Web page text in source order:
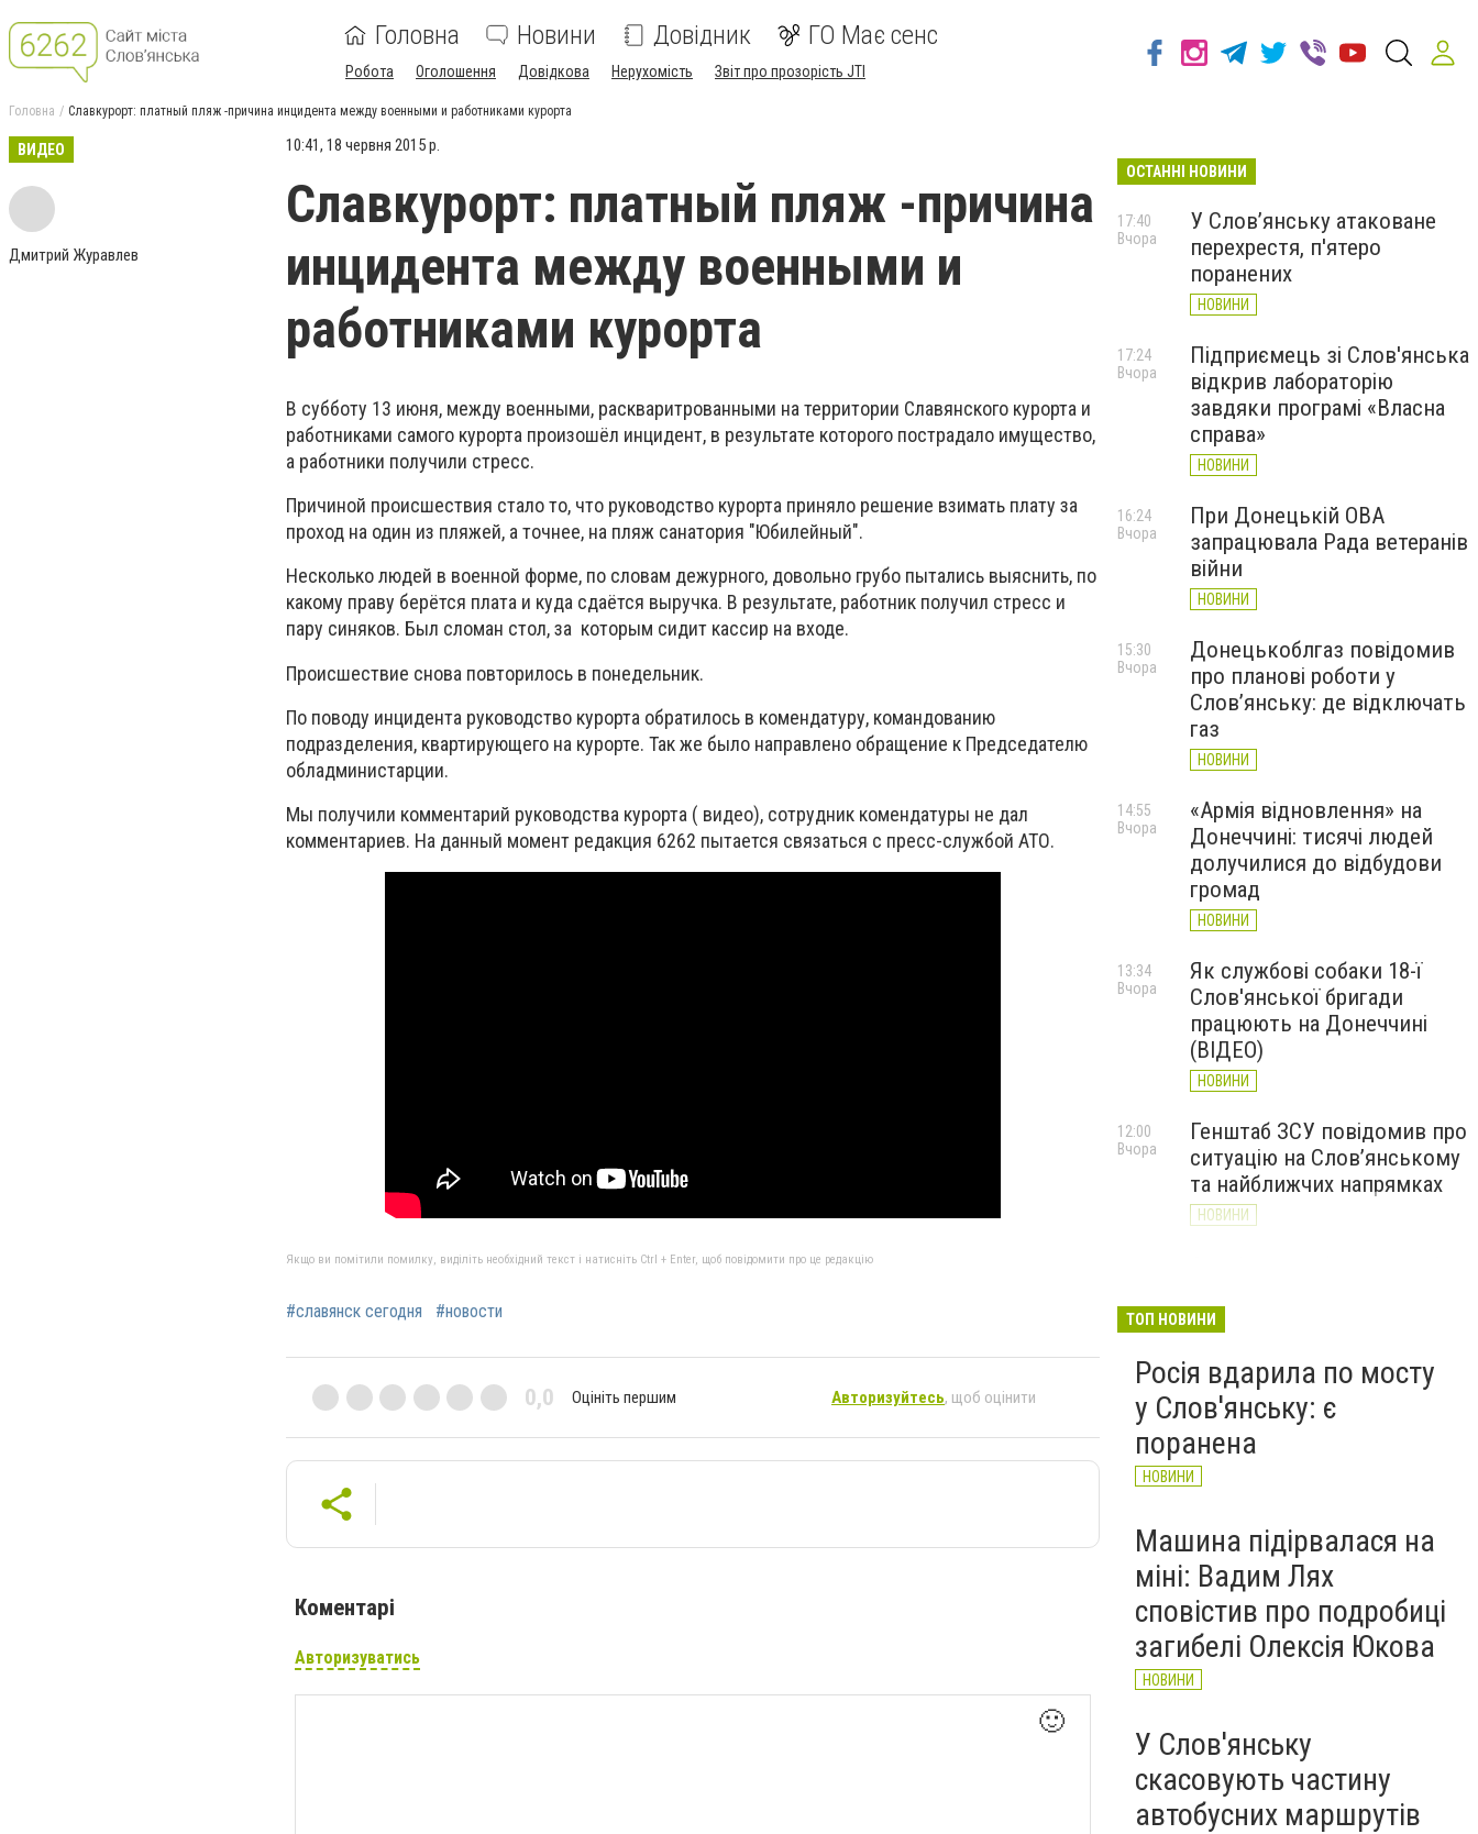
Головна Новини Довідник ГО Має сенс
Робота Оголошення Довідкова Нерухомість Звіт про прозорість JTI
Головна Славкурорт: платный пляж -причина инцидента между военными и работниками курорта
ВИДЕО
Дмитрий Журавлев
10:41, 18 червня 2015 р.
Славкурорт: платный пляж -причина
инцидента между военными и
работниками курорта
В субботу 13 июня, между военными, раскваритрованными на территории Славянского курорта и
работниками самого курорта произошёл инцидент, в результате которого пострадало имущество,
а работники получили стресс.
Причиной происшествия стало то, что руководство курорта приняло решение взимать плату за
проход на один из пляжей, а точнее, на пляж санатория "Юбилейный".
Несколько людей в военной форме, по словам дежурного, довольно грубо пытались выяснить, по
какому праву берётся плата и куда сдаётся выручка. В результате, работник получил стресс и
пару синяков. Был сломан стол, за которым сидит кассир на входе.
Происшествие снова повторилось в понедельник.
По поводу инцидента руководство курорта обратилось в комендатуру, командованию
подразделения, квартирующего на курорте. Так же было направлено обращение к Председателю
обладминистарции.
Мы получили комментарий руководства курорта ( видео), сотрудник комендатуры не дал
комментариев. На данный момент редакция 6262 пытается связаться с пресс-службой АТО.
Якщо ви помітили помилку, виділіть необхідний текст і натисніть Ctrl + Enter, щоб повідомити про це редакцію
#славянск сегодня #новости
0,0 Оцініть першим Авторизуйтесь, щоб оцінити
Коментарі
Авторизуватись
🙂
ОСТАННІ НОВИНИ
У Слов’янську атаковане
перехрестя, п'ятеро
поранених
НОВИНИ
17:40
Вчора
Підприємець зі Слов'янська
відкрив лабораторію
завдяки програмі «Власна
справа»
НОВИНИ
17:24
Вчора
При Донецькій ОВА
запрацювала Рада ветеранів
війни
НОВИНИ
16:24
Вчора
Донецькоблгаз повідомив
про планові роботи у
Слов’янську: де відключать
газ
НОВИНИ
15:30
Вчора
«Армія відновлення» на
Донеччині: тисячі людей
долучилися до відбудови
громад
НОВИНИ
14:55
Вчора
Як службові собаки 18-ї
Слов'янської бригади
працюють на Донеччині
(ВІДЕО)
НОВИНИ
13:34
Вчора
Генштаб ЗСУ повідомив про
ситуацію на Слов’янському
та найближчих напрямках
НОВИНИ
12:00
Вчора
великої війни: 7 серпня
ТОП НОВИНИ
Росія вдарила по мосту
у Слов'янську: є
поранена
НОВИНИ
Машина підірвалася на
міні: Вадим Лях
сповістив про подробиці
загибелі Олексія Юкова
НОВИНИ
У Слов'янську
скасовують частину
автобусних маршрутів